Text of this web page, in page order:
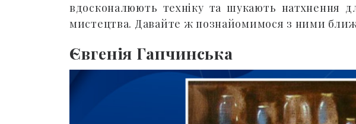
вдосконалюють техніку та шукають натхнення
мистецтва. Давайте ж познайомимося з ними
Євгенія Гапчинська